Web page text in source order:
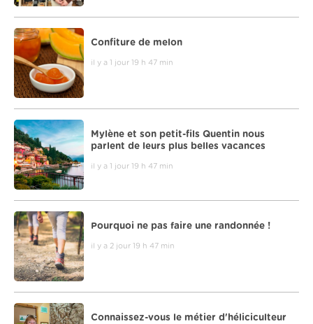
Confiture de melon
il y a 1 jour 19 h 47 min
Mylène et son petit-fils Quentin nous
parlent de leurs plus belles vacances
il y a 1 jour 19 h 47 min
Pourquoi ne pas faire une randonnée !
il y a 2 jour 19 h 47 min
Connaissez-vous le métier d'héliciculteur